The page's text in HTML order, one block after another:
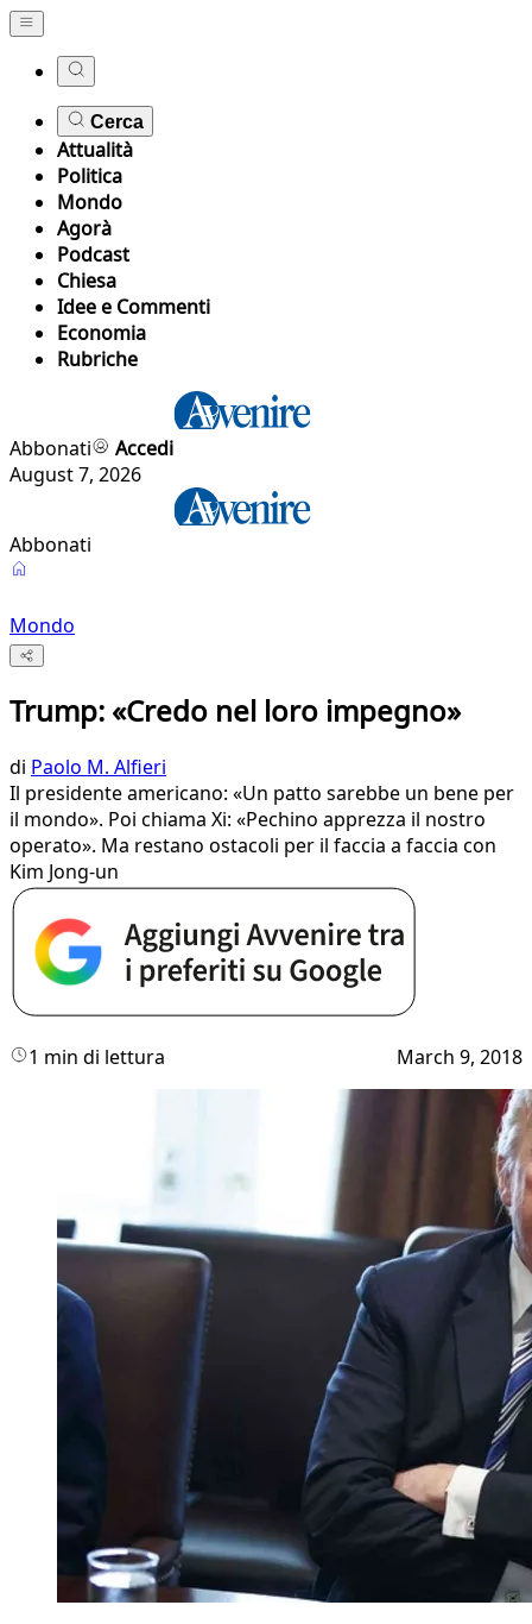
Cerca
Attualità
Politica
Mondo
Agorà
Podcast
Chiesa
Idee e Commenti
Economia
Rubriche
Abbonati
Accedi
August 7, 2026
Abbonati
Mondo
Trump: «Credo nel loro impegno»
di Paolo M. Alfieri
Il presidente americano: «Un patto sarebbe un bene per
il mondo». Poi chiama Xi: «Pechino apprezza il nostro
operato». Ma restano ostacoli per il faccia a faccia con
Kim Jong-un
1 min di lettura March 9, 2018